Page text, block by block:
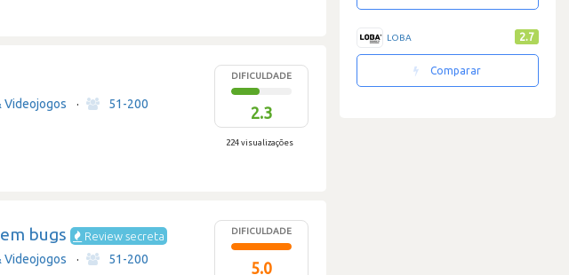
Videojogos · 51-200
DIFICULDADE
2.3
224 visualizações
bugs Review secreta
Videojogos · 51-200
DIFICULDADE
5.0
LOBA 2.7
Comparar